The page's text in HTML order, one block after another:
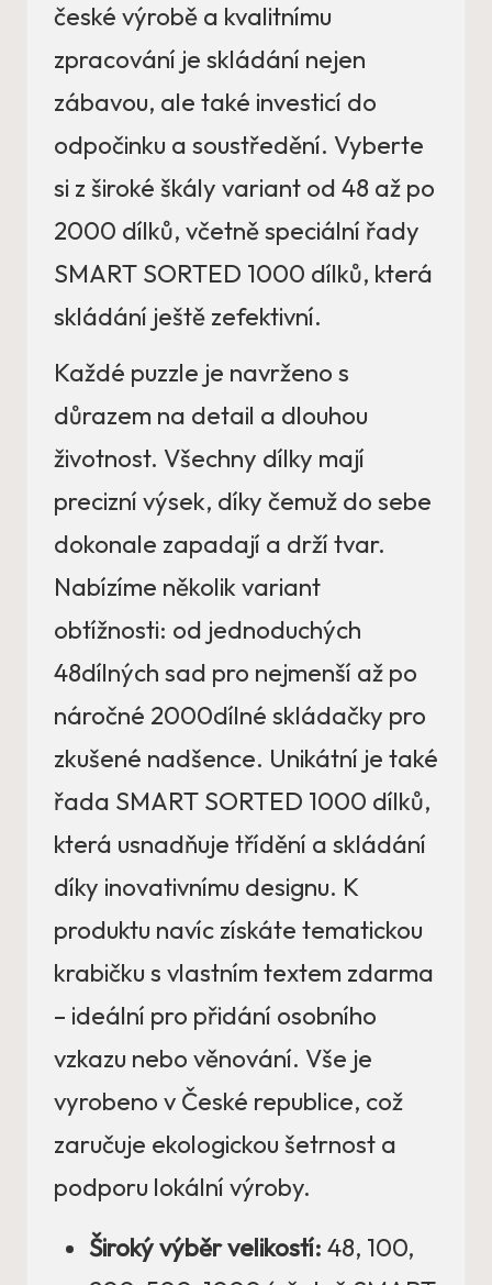
české výrobě a kvalitnímu
zpracování je skládání nejen
zábavou, ale také investicí do
odpočinku a soustředění. Vyberte
si z široké škály variant od 48 až po
2000 dílků, včetně speciální řady
SMART SORTED 1000 dílků, která
skládání ještě zefektivní.
Každé puzzle je navrženo s
důrazem na detail a dlouhou
životnost. Všechny dílky mají
precizní výsek, díky čemuž do sebe
dokonale zapadají a drží tvar.
Nabízíme několik variant
obtížnosti: od jednoduchých
48dílných sad pro nejmenší až po
náročné 2000dílné skládačky pro
zkušené nadšence. Unikátní je také
řada SMART SORTED 1000 dílků,
která usnadňuje třídění a skládání
díky inovativnímu designu. K
produktu navíc získáte tematickou
krabičku s vlastním textem zdarma
– ideální pro přidání osobního
vzkazu nebo věnování. Vše je
vyrobeno v České republice, což
zaručuje ekologickou šetrnost a
podporu lokální výroby.
Široký výběr velikostí: 48, 100,